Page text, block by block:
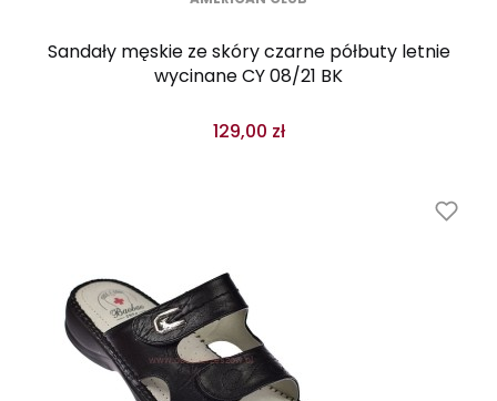
Sandały męskie ze skóry czarne półbuty letnie
wycinane CY 08/21 BK
129,00 zł